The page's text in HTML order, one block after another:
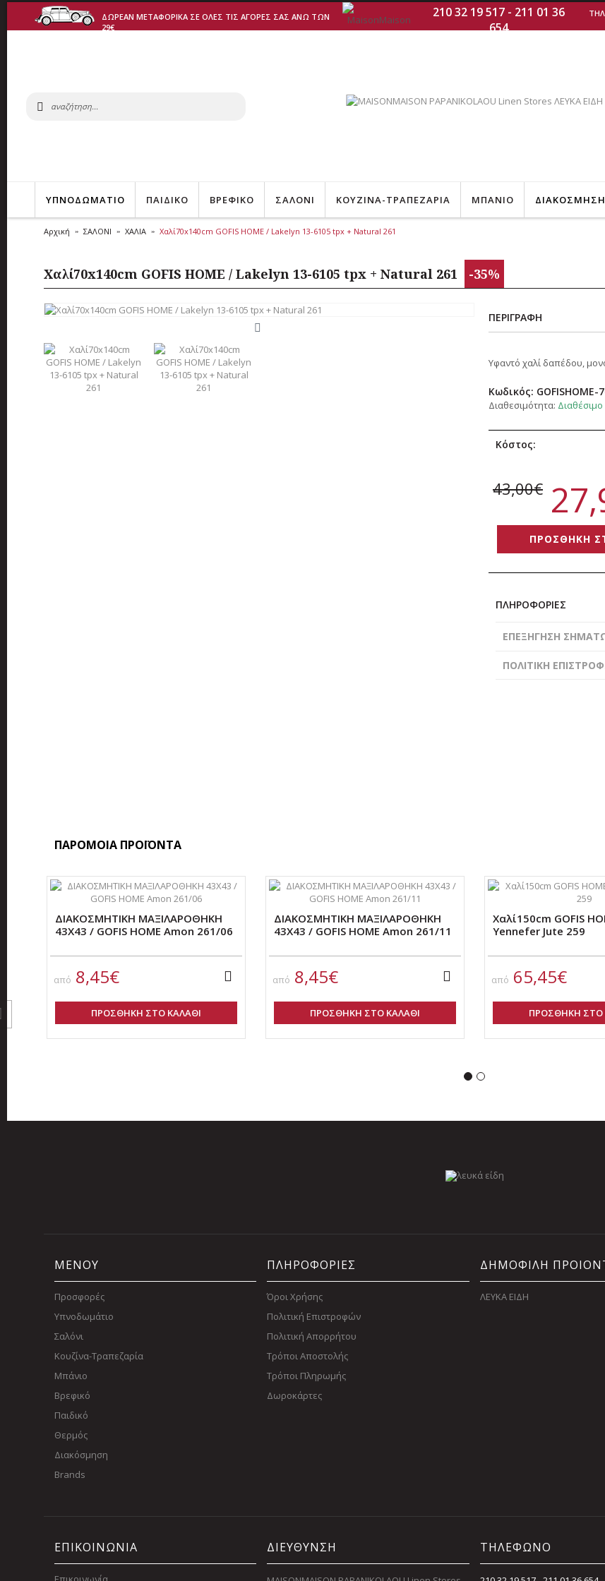
ΔΩΡΕΑΝ ΜΕΤΑΦΟΡΙΚΑ ΣΕ ΟΛΕΣ ΤΙΣ ΑΓΟΡΕΣ ΣΑΣ ΑΝΩ ΤΩΝ
29€
210 32 19 517- 211 01 36
654
ΥΠΝΟΔΩΜΑΤΙΟ ΠΑΙΔΙΚΟ ΒΡΕΦΙΚΟ ΣΑΛΟΝΙ ΚΟΥΖΙΝΑ-ΤΡΑΠΕΖΑΡΙΑ ΜΠΑΝΙΟ ΔΙΑΚΟΣΜΗΣΗ
Αρχική ΣΑΛΟΝΙ ΧΑΛΙΑ Χαλί70x140cm GOFIS HOME / Lakelyn 13-6105 tpx + Natural 261
Χαλί70x140cm GOFIS HOME / Lakelyn 13-6105 tpx + Natural 261 -35%
ΠΕΡΙΓΡΑΦΗ
Υφαντό χαλί δαπέδου,
Κωδικός: GOFISHOME-
Διαθεσιμότητα: Διαθέσιμο
Κόστος:
43,00€
ΠΡΟΣΘΗΚΗ
ΠΛΗΡΟΦΟΡΙΕΣ
ΕΠΕΞΗΓΗΣΗ
ΠΟΛΙΤΙΚΗ
ΠΑΡΟΜΟΙΑ ΠΡΟΪΟΝΤΑ
ΔΙΑΚΟΣΜΗΤΙΚΗ ΜΑΞΙΛΑΡΟΘΗΚΗ
43Χ43 / GOFIS HOME Amon 261/06
από 8,45€
ΠΡΟΣΘΗΚΗ ΣΤΟ ΚΑΛΑΘΙ
ΔΙΑΚΟΣΜΗΤΙΚΗ ΜΑΞΙΛΑΡΟΘΗΚΗ
43Χ43 / GOFIS HOME Amon 261/11
από 8,45€
ΠΡΟΣΘΗΚΗ ΣΤΟ ΚΑΛΑΘΙ
Χαλί150cm GOFIS
Yennefer Jute 259
από 65,45€
ΠΡΟΣΘΗΚΗ ΣΤΟ
ΜΕΝΟΥ
Προσφορές
Υπνοδωμάτιο
Σαλόνι
Κουζίνα-Τραπεζαρία
Μπάνιο
Βρεφικό
Παιδικό
Θερμός
Διακόσμηση
Brands
ΠΛΗΡΟΦΟΡΙΕΣ
Όροι Χρήσης
Πολιτική Επιστροφών
Πολιτική Απορρήτου
Τρόποι Αποστολής
Τρόποι Πληρωμής
Δωροκάρτες
ΔΗΜΟΦΙΛΗ
ΛΕΥΚΑ ΕΙΔΗ
ΕΠΙΚΟΙΝΩΝΙΑ ΔΙΕΥΘΥΝΣΗ ΤΗΛΕΦΩΝΟ